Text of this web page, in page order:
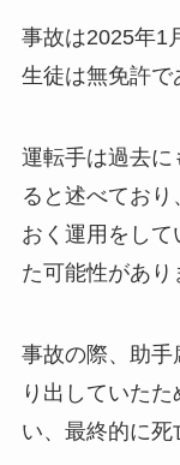
事故は2025年1
生徒は無免許で
運転手は過去に
ると述べてお
おく運用をし
た可能性があり
事故の際、助
り出していた
い、最終的に死